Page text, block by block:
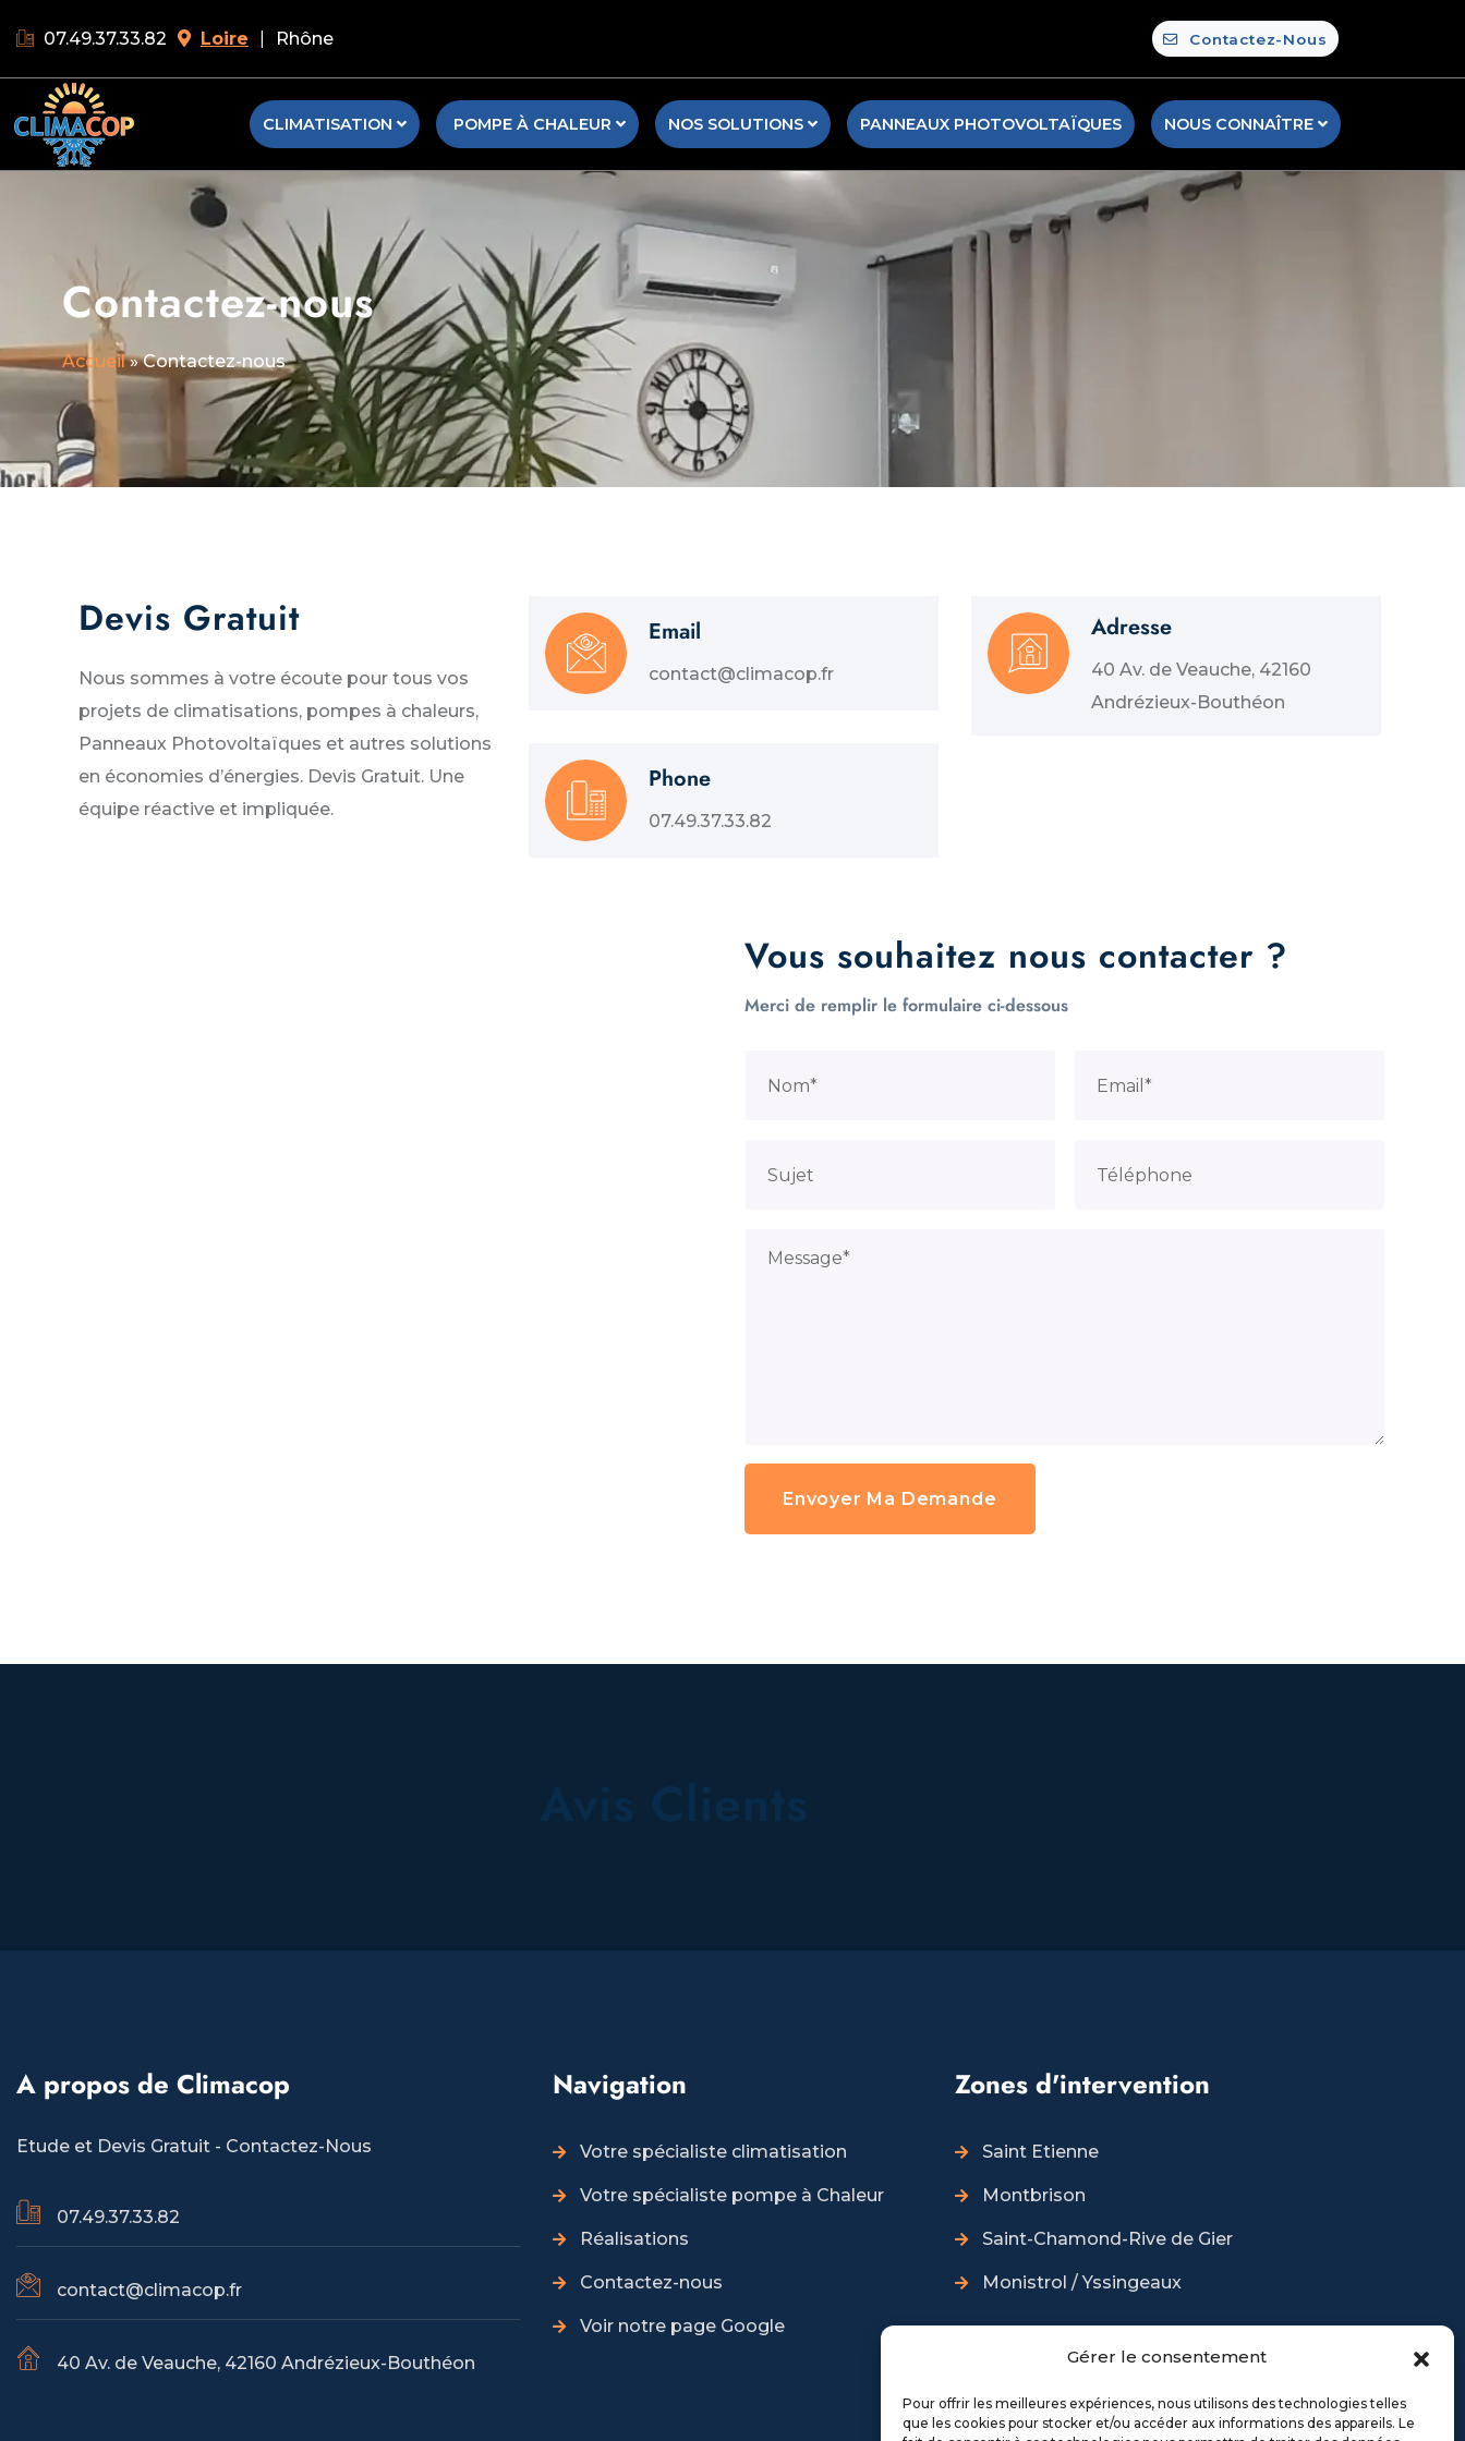
Gérer le consentement
Pour offrir les meilleures expériences, nous utilisons des technologies telles
que les cookies pour stocker et/ou accéder aux informations des appareils. Le
07.49.37.33.82 Loire Rhône Contactez-Nous
CLIMATISATION POMPE À CHALEUR NOS SOLUTIONS PANNEAUX PHOTOVOLTAÏQUES NOUS CONNAÎTRE
Contactez-nous
Accueil»Contactez-nous
Devis Gratuit
Nous sommes à votre écoute pour tous vos
projets de climatisations, pompes à chaleurs,
Panneaux Photovoltaïques et autres solutions
en économies d’énergies. Devis Gratuit. Une
équipe réactive et impliquée.
Email
contact@climacop.fr
Phone
07.49.37.33.82
Adresse
40 Av. de Veauche, 42160
Andrézieux-Bouthéon
Vous souhaitez nous contacter ?
Merci de remplir le formulaire ci-dessous
A propos de Climacop
Etude et Devis Gratuit - Contactez-Nous
07.49.37.33.82
contact@climacop.fr
40 Av. de Veauche, 42160 Andrézieux-Bouthéon
Navigation
Votre spécialiste climatisation
Votre spécialiste pompe à Chaleur
Réalisations
Contactez-nous
Voir notre page Google
Zones d'intervention
Saint Etienne
Montbrison
Saint-Chamond-Rive de Gier
Monistrol / Yssingeaux
Horaires d'ouverture
Du lundi au vendredi 9:00 - 17:00